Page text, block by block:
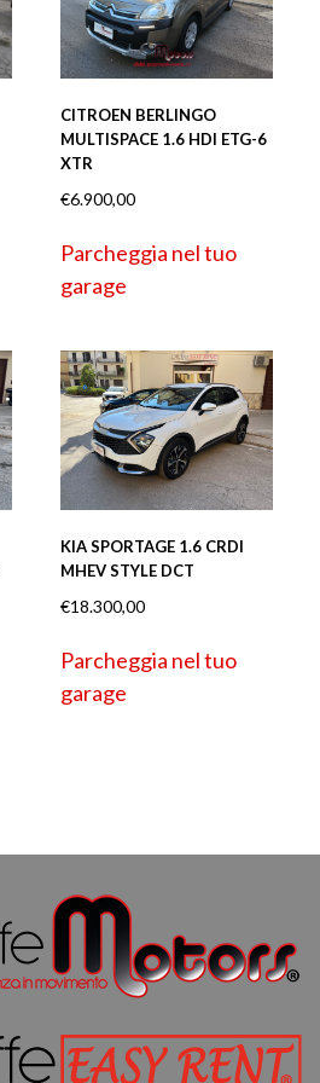
CITROEN BERLINGO
MULTISPACE 1.6 HDI ETG-6
XTR
€6.900,00
Parcheggia nel tuo
garage
KIA SPORTAGE 1.6 CRDI
MHEV STYLE DCT
€18.300,00
Parcheggia nel tuo
garage